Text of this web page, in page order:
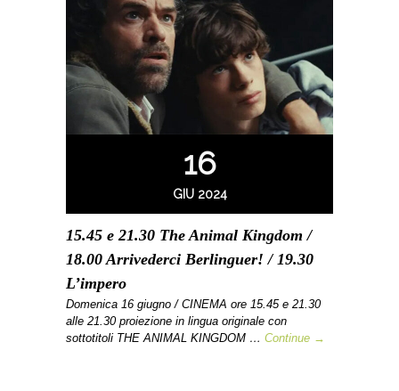
16
GIU 2024
15.45 e 21.30 The Animal Kingdom /
18.00 Arrivederci Berlinguer! / 19.30
L’impero
Domenica 16 giugno / CINEMA ore 15.45 e 21.30
alle 21.30 proiezione in lingua originale con
sottotitoli THE ANIMAL KINGDOM … Continue →